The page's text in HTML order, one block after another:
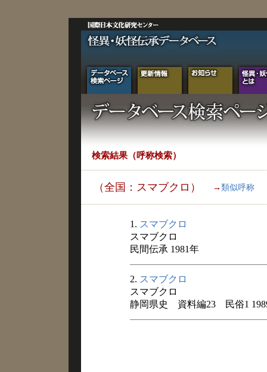
検索結果（呼称検索）
（全国：スマブクロ） → 類似呼称
1. スマブクロ
スマブクロ
民間伝承 1981年
2. スマブクロ
スマブクロ
静岡県史 資料編23 民俗1